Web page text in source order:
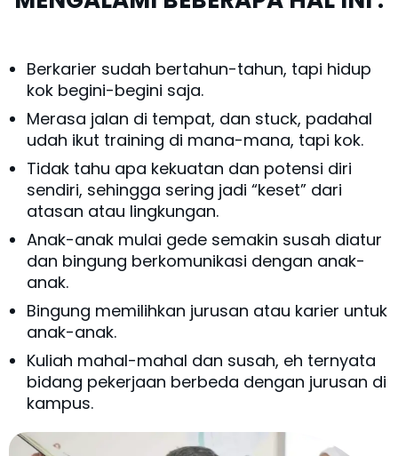
Berkarier sudah bertahun-tahun, tapi hidup
kok begini-begini saja.
Merasa jalan di tempat, dan stuck, padahal
udah ikut training di mana-mana, tapi kok.
Tidak tahu apa kekuatan dan potensi diri
sendiri, sehingga sering jadi “keset” dari
atasan atau lingkungan.
Anak-anak mulai gede semakin susah diatur
dan bingung berkomunikasi dengan anak-
anak.
Bingung memilihkan jurusan atau karier untuk
anak-anak.
Kuliah mahal-mahal dan susah, eh ternyata
bidang pekerjaan berbeda dengan jurusan di
kampus.